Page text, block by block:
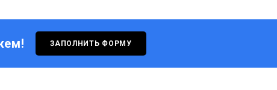
ЗАПОЛНИТЬ ФОРМУ
С Днём кораблестроителя!